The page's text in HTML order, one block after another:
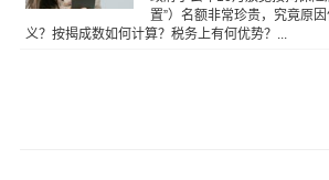
置”）名额非常珍贵，究竟原
义？按揭成数如何计算？税务上有何优势？...